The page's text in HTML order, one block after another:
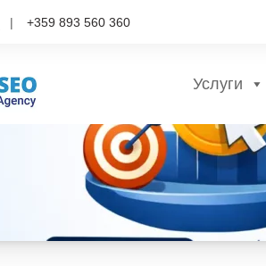
+359 893 560 360
Услуги